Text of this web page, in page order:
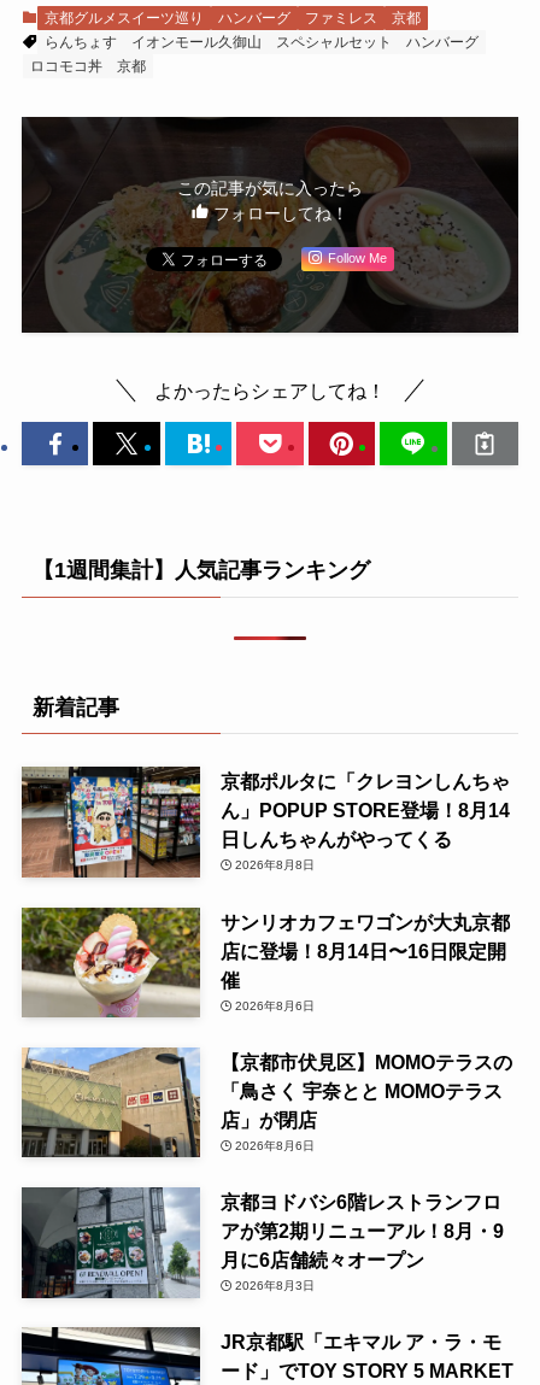
京都グルメスイーツ巡り ハンバーグ ファミレス
京都
らんちょす
イオンモール久御山 スペシャルセット
ハンバーグ
ロコモコ丼
京都
この記事が気に入ったら
フォローしてね！
Follow Me
よかったらシェアしてね！
【1週間集計】人気記事ランキング
新着記事
京都ポルタに「クレヨンしんちゃ
ん」POPUP STORE登場！8月14
日しんちゃんがやってくる
2026年8月8日
サンリオカフェワゴンが大丸京都
店に登場！8月14日〜16日限定開
催
2026年8月6日
【京都市伏見区】MOMOテラスの
「鳥さく 宇奈とと MOMOテラス
店」が閉店
2026年8月6日
京都ヨドバシ6階レストランフロ
アが第2期リニューアル！8月・9
月に6店舗続々オープン
2026年8月3日
JR京都駅「エキマル ア・ラ・モ
ード」でTOY STORY 5 MARKET